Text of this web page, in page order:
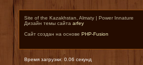
Site of the Kazakhstan, Almaty | Power Innature
Дизайн темы сайта arfey
Сайт создан на основе PHP-Fusion
Время загрузки: 0.06 секунд